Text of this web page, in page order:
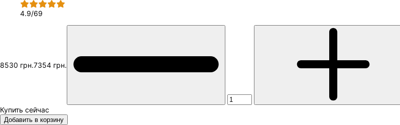
4.9/69
8530 грн.7354 грн.
Добавить в корзину